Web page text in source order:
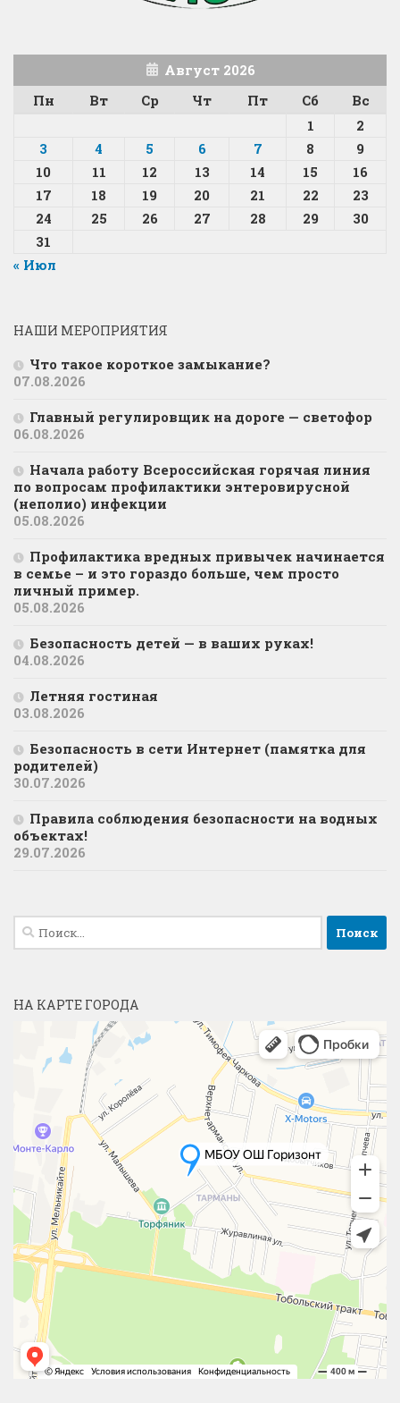
Август 2026
Пн
Вт Ср Чт Пт Сб
Вс
1
2
3
4 5 6 7 8
9
10
11 12 13 14 15
16
17
18 19 20 21 22
23
24
25 26 27 28 29
30
31
« Июл
НАШИ МЕРОПРИЯТИЯ
Что такое короткое замыкание?
07.08.2026
Главный регулировщик на дороге — светофор
06.08.2026
Начала работу Всероссийская горячая линия
по вопросам профилактики энтеровирусной
(неполио) инфекции
05.08.2026
Профилактика вредных привычек начинается
в семье – и это гораздо больше, чем просто
личный пример.
05.08.2026
Безопасность детей — в ваших руках!
04.08.2026
Летняя гостиная
03.08.2026
Безопасность в сети Интернет (памятка для
родителей)
30.07.2026
Правила соблюдения безопасности на водных
объектах!
29.07.2026
Найти:
НА КАРТЕ ГОРОДА